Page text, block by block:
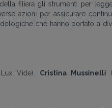
filiera gli strumenti per
azioni per assicurare
che hanno portato a
Vide), Cristina Mussinelli